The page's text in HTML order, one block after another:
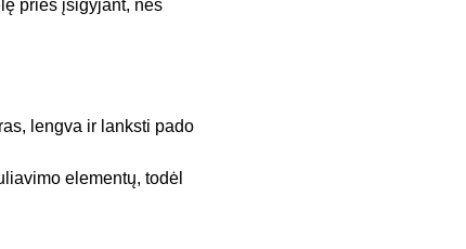
prieš įsigyjant, nes
lengva ir lanksti pado
elementų, todėl